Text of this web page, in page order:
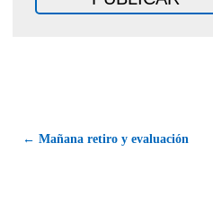
← Mañana retiro y evaluación